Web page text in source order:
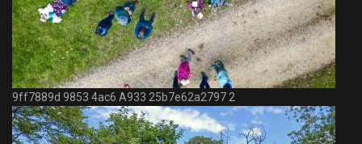
9ff7889d 9853 4ac6 A933 25b7e62a2797 2